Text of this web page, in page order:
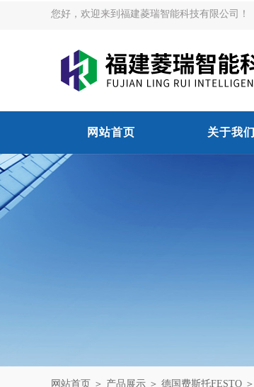
您好，欢迎来到福建菱瑞智能科技有限公司！
网站首页 关于我们
网站首页 ＞ 产品展示 ＞ 德国费斯托FESTO ＞